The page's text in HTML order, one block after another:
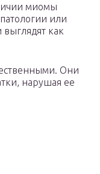
миомы
или
как
Они
нарушая ее